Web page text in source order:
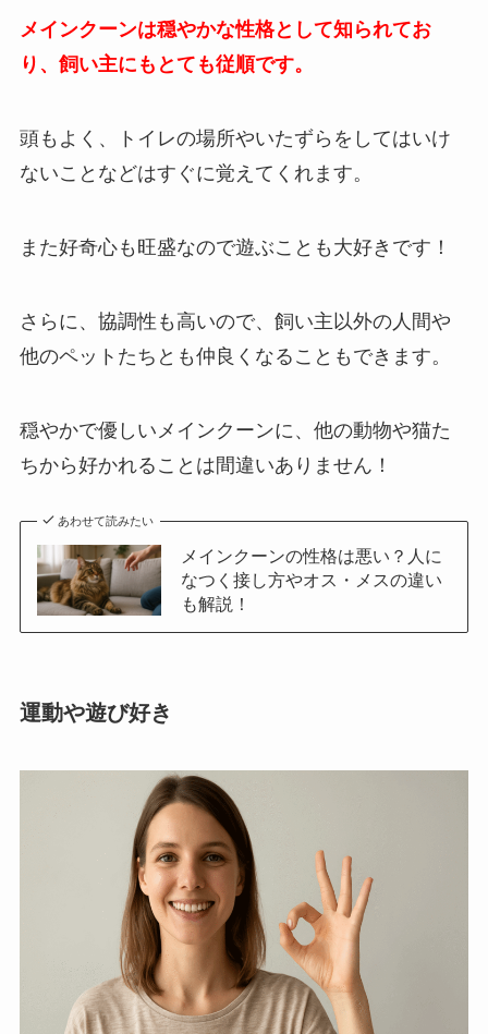
メインクーンは穏やかな性格として知られてお
り、飼い主にもとても従順です。
頭もよく、トイレの場所やいたずらをしてはいけ
ないことなどはすぐに覚えてくれます。
また好奇心も旺盛なので遊ぶことも大好きです！
さらに、協調性も高いので、飼い主以外の人間や
他のペットたちとも仲良くなることもできます。
穏やかで優しいメインクーンに、他の動物や猫た
ちから好かれることは間違いありません！
あわせて読みたい
メインクーンの性格は悪い？人に
なつく接し方やオス・メスの違い
も解説！
運動や遊び好き